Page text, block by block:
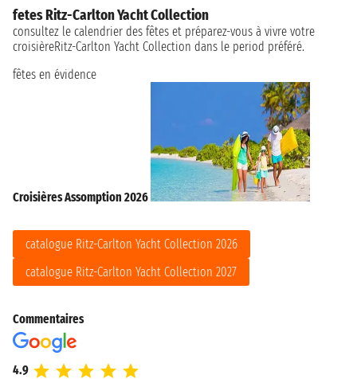
fetes Ritz-Carlton Yacht Collection
consultez le calendrier des fêtes et préparez-vous à vivre votre
croisièreRitz-Carlton Yacht Collection dans le period préféré.
fêtes en évidence
Croisières Assomption 2026
catalogue Ritz-Carlton Yacht Collection 2026
catalogue Ritz-Carlton Yacht Collection 2027
Commentaires
4.9